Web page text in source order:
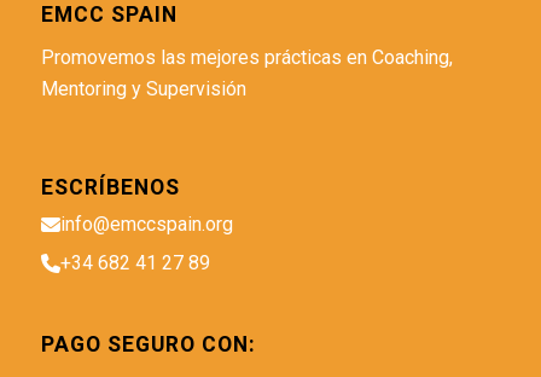
EMCC SPAIN
Promovemos las mejores prácticas en Coaching,
Mentoring y Supervisión
ESCRÍBENOS
info@emccspain.org
+34 682 41 27 89
PAGO SEGURO CON: